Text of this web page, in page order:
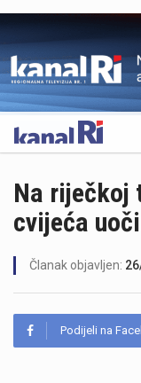
Na riječkoj
cvijeća
Članak objavljen:
Podijeli na